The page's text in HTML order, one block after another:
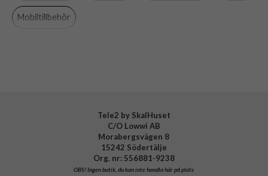
Mobiltillbehör
Tele2 by SkalHuset
C/O Lowwi AB
Morabergsvägen 8
15242 Södertälje
Org. nr: 556881-9238
OBS!Ingen butik, du kan inte handla här på plats